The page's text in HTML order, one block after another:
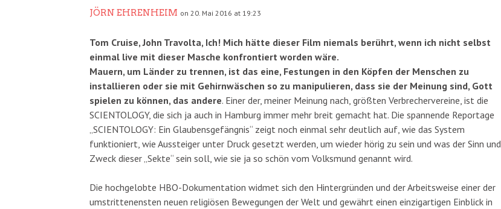
JÖRN EHRENHEIM on 20. Mai 2016 at 19:23
Tom Cruise, John Travolta, Ich! Mich hätte dieser Film niemals berührt, wenn ich nicht selbst
einmal live mit dieser Masche konfrontiert worden wäre.
Mauern, um Länder zu trennen, ist das eine, Festungen in den Köpfen der Menschen zu
installieren oder sie mit Gehirnwäschen so zu manipulieren, dass sie der Meinung sind, Gott
spielen zu können, das andere. Einer der, meiner Meinung nach, größten Verbrechervereine, ist die
SCIENTOLOGY, die sich ja auch in Hamburg immer mehr breit gemacht hat. Die spannende Reportage
„SCIENTOLOGY: Ein Glaubensgefängnis“ zeigt noch einmal sehr deutlich auf, wie das System
funktioniert, wie Aussteiger unter Druck gesetzt werden, um wieder hörig zu sein und was der Sinn und
Zweck dieser „Sekte“ sein soll, wie sie ja so schön vom Volksmund genannt wird.
Die hochgelobte HBO-Dokumentation widmet sich den Hintergründen und der Arbeitsweise einer der
umstrittenensten neuen religiösen Bewegungen der Welt und gewährt einen einzigartigen Einblick in